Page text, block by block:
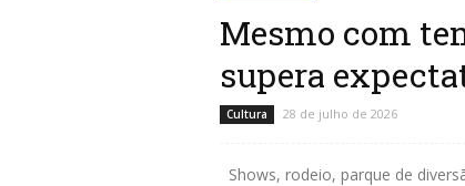
Mesmo com
supera
Cultura 28 de julho de 2026
Shows, rodeio, parque de